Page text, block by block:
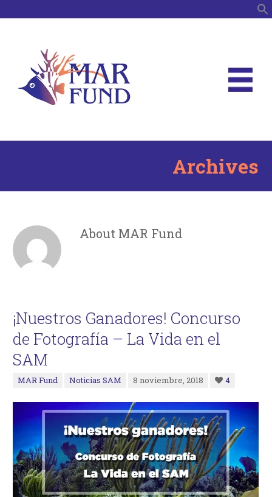
Archives
About MAR Fund
¡Nuestros Ganadores! Concurso
de Fotografía – La Vida en el
SAM
MAR Fund Noticias SAM 8 noviembre, 2018 4